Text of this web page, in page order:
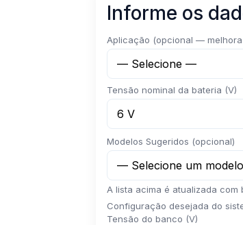
Informe os
Aplicação (opcional —
Tensão nominal da bateria (V)
Modelos Sugeridos (opcional)
A lista acima é atualizada
Configuração desejada do
Tensão do banco (V)